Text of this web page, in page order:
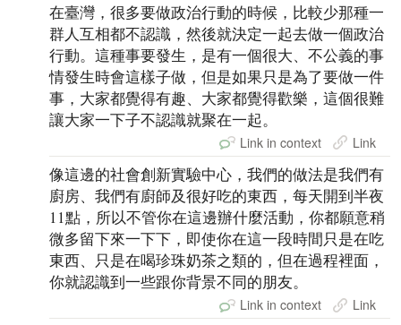
在臺灣，很多要做政治行動的時候，比較少那種一
群人互相都不認識，然後就決定一起去做一個政治
行動。這種事要發生，是有一個很大、不公義的事
情發生時會這樣子做，但是如果只是為了要做一件
事，大家都覺得有趣、大家都覺得歡樂，這個很難
讓大家一下子不認識就聚在一起。
Link in context Link
像這邊的社會創新實驗中心，我們的做法是我們有
廚房、我們有廚師及很好吃的東西，每天開到半夜
11點，所以不管你在這邊辦什麼活動，你都願意稍
微多留下來一下下，即使你在這一段時間只是在吃
東西、只是在喝珍珠奶茶之類的，但在過程裡面，
你就認識到一些跟你背景不同的朋友。
Link in context Link